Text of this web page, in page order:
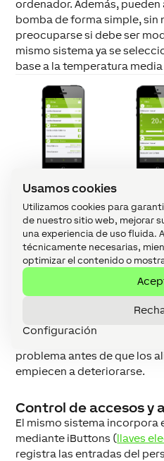
Usamos cookies
Utilizamos cookies para
de nuestro sitio web, mejorar
una experiencia de uso fluida.
técnicamente necesarias,
optimizar el contenido o
Configuración
ordenador. Además,
bomba de forma simple, sin
preocuparse si debe ser
mismo sistema ya se
base a la temperatura
En el caso de las estufas
conectadas directamente
propia tablet de gestión de
apagarán automáticamente
Como curiosidad, la
electrónico cada vez que
más de 4ºC de temperatura
minutos. De este modo se
problema antes de que los
empiecen a deteriorarse.
Control de accesos y
El mismo sistema incorpora
mediante iButtons (llaves
registra las entradas del